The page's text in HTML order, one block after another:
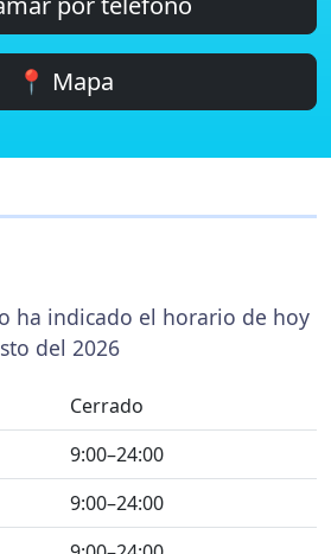
📍 Mapa
ha indicado el horario de hoy
del 2026
Cerrado
9:00–24:00
9:00–24:00